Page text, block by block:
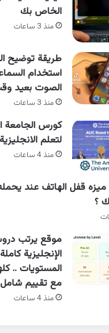
الخاص بك
منذ 3 ساعات
طريقة توضيح
استخدام
الصوت بعيد
منذ 3 ساعات
كورس الجامعة
لتعلم الانجليزية 2026
منذ 4 ساعات
قفل الهاتف عند
؟
موقع يرتب
الإنجليزية
المستويات ..
مع تقييم شامل
منذ 4 ساعات